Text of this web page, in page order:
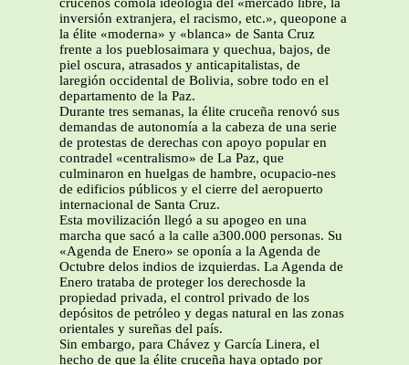
cruceños comola ideología del «mercado libre, la
inversión extranjera, el racismo, etc.», queopone a
la élite «moderna» y «blanca» de Santa Cruz
frente a los pueblosaimara y quechua, bajos, de
piel oscura, atrasados y anticapitalistas, de
laregión occidental de Bolivia, sobre todo en el
departamento de la Paz.
Durante tres semanas, la élite cruceña renovó sus
demandas de autonomía a la cabeza de una serie
de protestas de derechas con apoyo popular en
contradel «centralismo» de La Paz, que
culminaron en huelgas de hambre, ocupacio-nes
de edificios públicos y el cierre del aeropuerto
internacional de Santa Cruz.
Esta movilización llegó a su apogeo en una
marcha que sacó a la calle a300.000 personas. Su
«Agenda de Enero» se oponía a la Agenda de
Octubre delos indios de izquierdas. La Agenda de
Enero trataba de proteger los derechosde la
propiedad privada, el control privado de los
depósitos de petróleo y degas natural en las zonas
orientales y sureñas del país.
Sin embargo, para Chávez y García Linera, el
hecho de que la élite cruceña haya optado por